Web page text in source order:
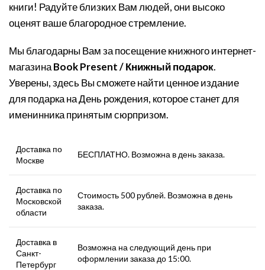
книги! Радуйте близких Вам людей, они высоко
оценят ваше благородное стремление.
Мы благодарны Вам за посещение книжного интернет-
магазинаBook Present / Книжный подарок.
Уверены, здесь Вы сможете найти ценное издание
для подарка на День рождения, которое станет для
именинника принятым сюрпризом.
Доставка по
Москве
БЕСПЛАТНО. Возможна в день заказа.
Доставка по
Московской
области
Стоимость 500 рублей. Возможна в день
заказа.
Доставка в
Санкт-
Петербург
Возможна на следующий день при
оформлении заказа до 15:00.